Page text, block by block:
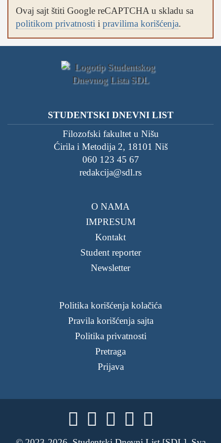
Ovaj sajt štiti Google reCAPTCHA u skladu sa
politikom privatnosti i pravilima korišćenja.
STUDENTSKI DNEVNI LIST
Filozofski fakultet u Nišu
Ćirila i Metodija 2, 18101 Niš
060 123 45 67
redakcija@sdl.rs
O NAMA
IMPRESUM
Kontakt
Student reporter
Newsletter
Politika korišćenja kolačića
Pravila korišćenja sajta
Politika privatnosti
Pretraga
Prijava
    